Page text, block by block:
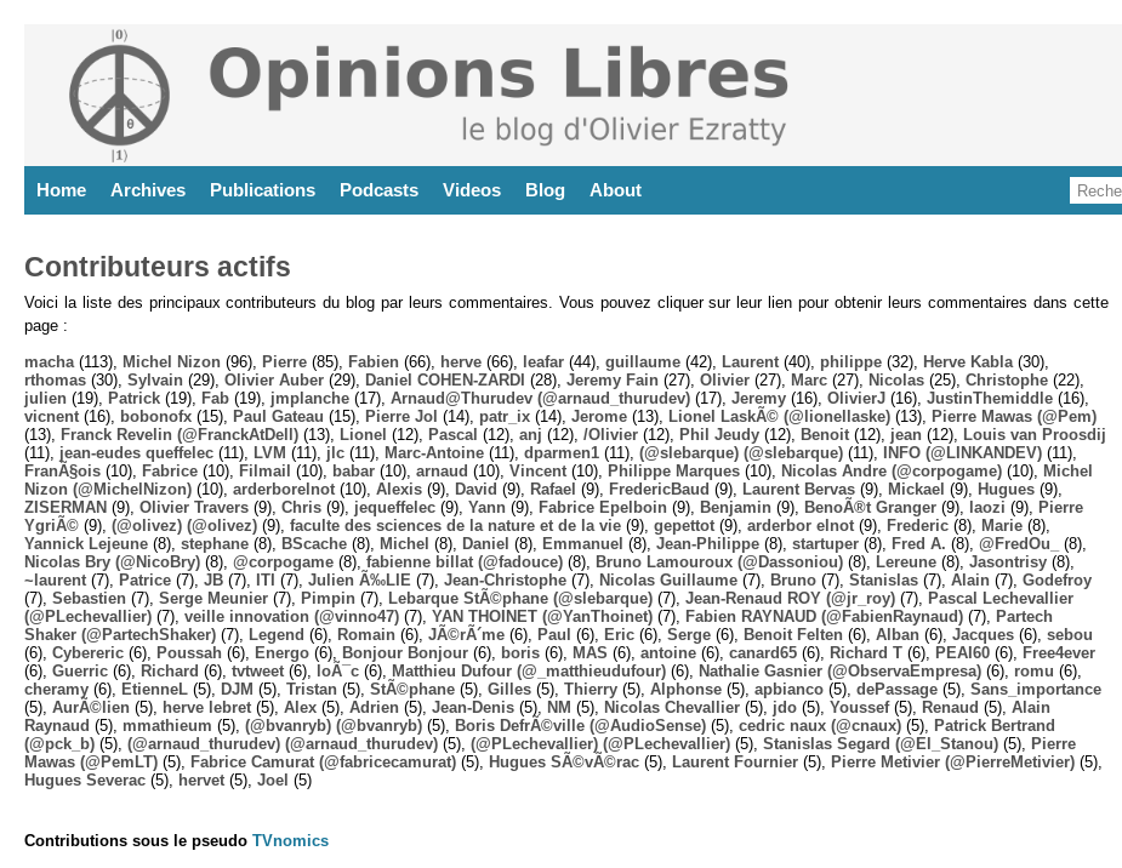
Home Archives Publications Podcasts Videos Blog About
Contributeurs actifs
Voici la liste des principaux contributeurs du blog par leurs commentaires. Vous pouvez cliquer sur leur lien pour obtenir leurs commentaires dans cette
page :
macha (113), Michel Nizon (96), Pierre (85), Fabien (66), herve (66), leafar (44), guillaume (42), Laurent (40), philippe (32), Herve Kabla (30),
rthomas (30), Sylvain (29), Olivier Auber (29), Daniel COHEN-ZARDI (28), Jeremy Fain (27), Olivier (27), Marc (27), Nicolas (25), Christophe (22),
julien (19), Patrick (19), Fab (19), jmplanche (17), Arnaud@Thurudev (@arnaud_thurudev) (17), Jeremy (16), OlivierJ (16), JustinThemiddle (16),
vicnent (16), bobonofx (15), Paul Gateau (15), Pierre Jol (14), patr_ix (14), Jerome (13), Lionel LaskÃ© (@lionellaske) (13),
Pierre Mawas (@Pem)
(13),
Franck Revelin (@FranckAtDell) (13), Lionel (12), Pascal (12), anj (12), /Olivier (12), Phil Jeudy (12), Benoit (12), jean (12),
Louis van Proosdij
(11), jean-eudes queffelec (11), LVM (11), jlc (11), Marc-Antoine (11), dparmen1 (11), (@slebarque) (@slebarque) (11), INFO (@LINKANDEV) (11),
FranÃ§ois (10), Fabrice (10), Filmail (10), babar (10), arnaud (10), Vincent (10), Philippe Marques (10), Nicolas Andre (@corpogame) (10),
Michel
Nizon (@MichelNizon) (10), arderborelnot (10), Alexis (9), David (9), Rafael (9), FredericBaud (9), Laurent Bervas (9), Mickael (9), Hugues (9),
ZISERMAN (9), Olivier Travers (9), Chris (9), jequeffelec (9), Yann (9), Fabrice Epelboin (9), Benjamin (9), BenoÃ®t Granger (9), laozi (9),
Pierre
YgriÃ© (9), (@olivez) (@olivez) (9), faculte des sciences de la nature et de la vie (9), gepettot (9), arderbor elnot (9), Frederic (8), Marie (8),
Yannick Lejeune (8), stephane (8), BScache (8), Michel (8), Daniel (8), Emmanuel (8), Jean-Philippe (8), startuper (8), Fred A. (8), @FredOu_
(8),
Nicolas Bry (@NicoBry) (8), @corpogame (8), fabienne billat (@fadouce) (8), Bruno Lamouroux (@Dassoniou) (8), Lereune (8), Jasontrisy (8),
~laurent (7), Patrice (7), JB (7), ITI (7), Julien Ã‰LIE (7), Jean-Christophe (7), Nicolas Guillaume (7), Bruno (7), Stanislas (7), Alain (7), Godefroy
(7), Sebastien (7), Serge Meunier (7), Pimpin (7), Lebarque StÃ©phane (@slebarque) (7), Jean-Renaud ROY (@jr_roy) (7),
Pascal Lechevallier
(@PLechevallier) (7), veille innovation (@vinno47) (7), YAN THOINET (@YanThoinet) (7), Fabien RAYNAUD (@FabienRaynaud) (7),
Partech
Shaker (@PartechShaker) (7), Legend (6), Romain (6), JÃ©rÃ´me (6), Paul (6), Eric (6), Serge (6), Benoit Felten (6), Alban (6), Jacques (6), sebou
(6), Cybereric (6), Poussah (6), Energo (6), Bonjour Bonjour (6), boris (6), MAS (6), antoine (6), canard65 (6), Richard T (6), PEAI60 (6),
Free4ever
(6), Guerric (6), Richard (6), tvtweet (6), loÃ¯c (6), Matthieu Dufour (@_matthieudufour) (6), Nathalie Gasnier (@ObservaEmpresa) (6), romu (6),
cheramy (6), EtienneL (5), DJM (5), Tristan (5), StÃ©phane (5), Gilles (5), Thierry (5), Alphonse (5), apbianco (5), dePassage (5), Sans_importance
(5), AurÃ©lien (5), herve lebret (5), Alex (5), Adrien (5), Jean-Denis (5), NM (5), Nicolas Chevallier (5), jdo (5), Youssef(5), Renaud (5), Alain
Raynaud (5), mmathieum (5), (@bvanryb) (@bvanryb) (5), Boris DefrÃ©ville (@AudioSense) (5), cedric naux (@cnaux) (5),
Patrick Bertrand
(@pck_b) (5), (@arnaud_thurudev) (@arnaud_thurudev) (5), (@PLechevallier) (@PLechevallier) (5), Stanislas Segard (@El_Stanou) (5),
Pierre
Mawas (@PemLT) (5), Fabrice Camurat (@fabricecamurat) (5), Hugues SÃ©vÃ©rac (5), Laurent Fournier (5), Pierre Metivier (@PierreMetivier) (5),
Hugues Severac (5), hervet (5), Joel (5)
Contributions sous le pseudo TVnomics